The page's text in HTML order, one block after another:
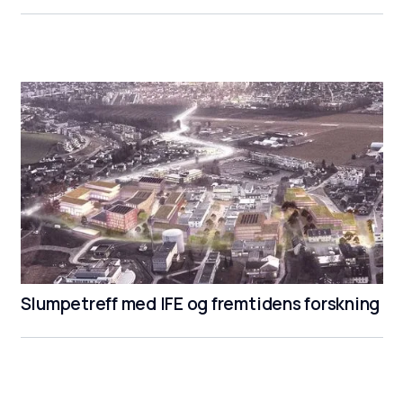
Slumpetreff med IFE og fremtidens forskning